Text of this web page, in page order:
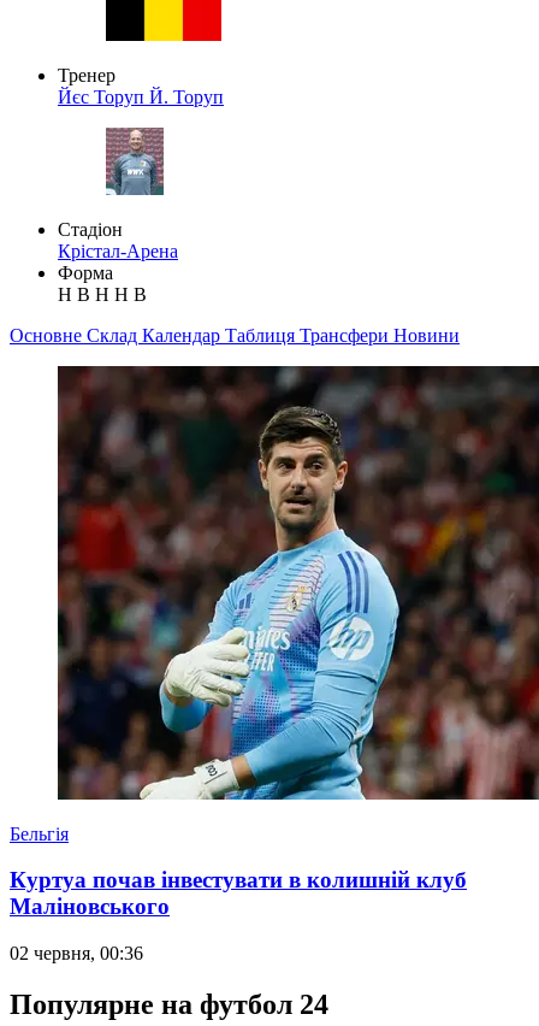
Тренер
Йєс Торуп Й. Торуп
Стадіон
Крістал-Арена
Форма
Н В Н Н В
Основне Склад Календар Таблиця Трансфери Новини
Бельгія
Куртуа почав інвестувати в колишній клуб
Маліновського
02 червня, 00:36
Популярне на футбол 24